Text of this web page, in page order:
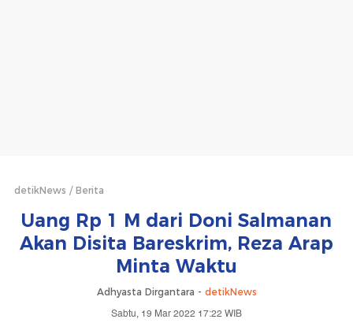
detikNews Berita
Uang Rp 1 M dari Doni Salmanan
Akan Disita Bareskrim, Reza Arap
Minta Waktu
Adhyasta Dirgantara - detikNews
Sabtu, 19 Mar 2022 17:22 WIB